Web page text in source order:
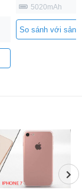
5020mAh
So sánh với sản